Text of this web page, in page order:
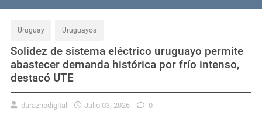
Uruguay Uruguayos
Solidez de sistema eléctrico uruguayo permite
abastecer demanda histórica por frío intenso,
destacó UTE
duraznodigital Julio 03, 2026 0